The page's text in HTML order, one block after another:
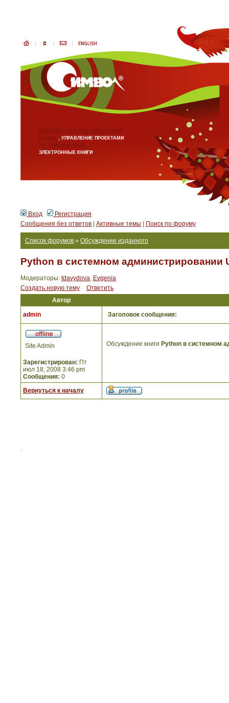
ИНФОРМАЦИОННЫЕ ТЕХНОЛОГИИ
БИЗНЕС, УПРАВЛЕНИЕ ПРОЕКТАМИ
АНГЛИЙСКИЙ ЯЗЫК
ЭЛЕКТРОННЫЕ КНИГИ
Вход
Регистрация
Сообщения без ответов
Активные темы Поиск по форуму
Список форумов » Обсуждение изданного
Python в системном администрировании
Модераторы: tdavydova, Evgenia
Создать новую тему
Ответить
Автор
admin
Заголовок сообщения:
Site Admin
Зарегистрирован: Пт
июл 18, 2008 3:46 pm
Сообщения: 0
Обсуждение книги Python в системном
Вернуться к началу